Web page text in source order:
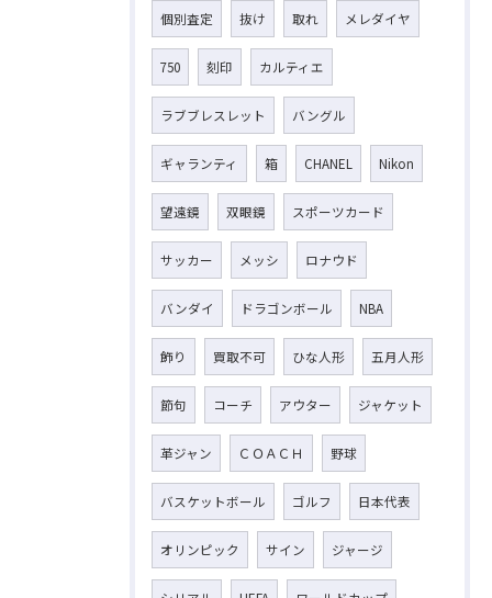
個別査定 抜け 取れ メレダイヤ
750 刻印 カルティエ
ラブブレスレット バングル
ギャランティ 箱 CHANEL Nikon
望遠鏡 双眼鏡 スポーツカード
サッカー メッシ ロナウド
バンダイ ドラゴンボール NBA
飾り 買取不可 ひな人形 五月人形
節句 コーチ アウター ジャケット
革ジャン ＣＯＡＣＨ 野球
バスケットボール ゴルフ 日本代表
オリンピック サイン ジャージ